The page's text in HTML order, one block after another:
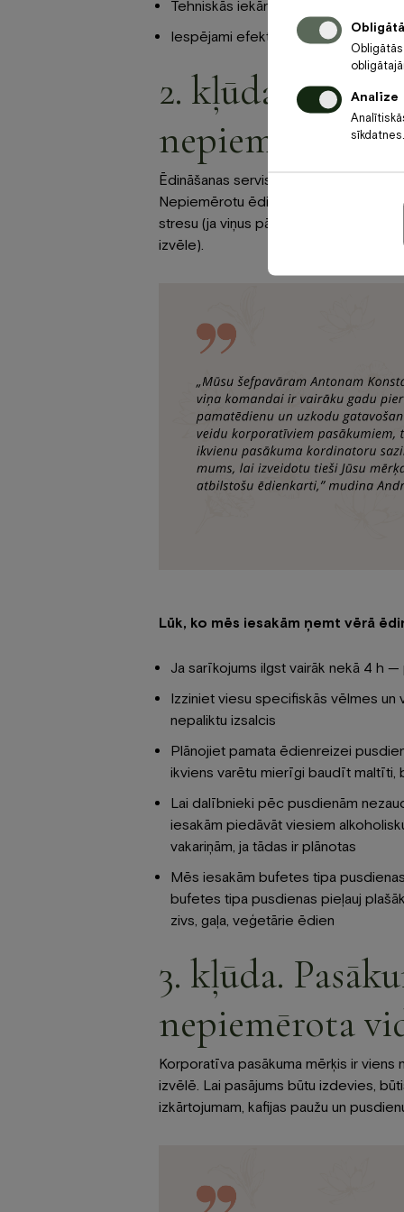
Tehniskās iekārtas
Iespējami efektīvi izmantots
2. kļūda.
nepiemērota
Ēdināšanas servisam ir būtiska
Nepiemērotu ēdienu izvēle var
stresu (ja viņus pārņem izsalkums)
izvēle).
Lūk, ko mēs iesakām ņemt vērā
Ja sarīkojums ilgst vairāk nekā 4 h
Izziniet viesu specifiskās vēlmes un
nepaliktu izsalcis
Plānojiet pamata ēdienreizei
ikviens varētu mierīgi baudīt maltīti,
Lai dalībnieki pēc pusdienām
iesakām piedāvāt viesiem
vakariņām, ja tādas ir plānotas
Mēs iesakām bufetes tipa
bufetes tipa pusdienas pieļauj
zivs, gaļa, veģetārie ēdien
3. kļūda.
nepiemērota
Korporatīva pasākuma mērķis ir
izvēlē. Lai pasājums būtu izdevies,
izkārtojumam, kafijas paužu un
Analīze